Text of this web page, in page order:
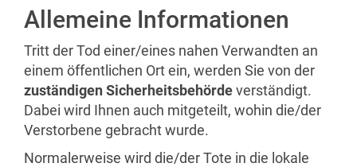
Allemeine Informationen
Tritt der Tod einer/eines nahen Verwandten an
einem öffentlichen Ort ein, werden Sie von der
zuständigen Sicherheitsbehördeverständigt.
Dabei wird Ihnen auch mitgeteilt, wohin die/der
Verstorbene gebracht wurde.
Normalerweise wird die/der Tote in die lokale